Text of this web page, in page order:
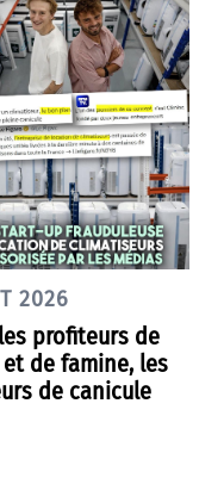
2026
profiteurs de
de famine, les
de canicule